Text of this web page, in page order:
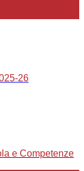
26
e Competenze